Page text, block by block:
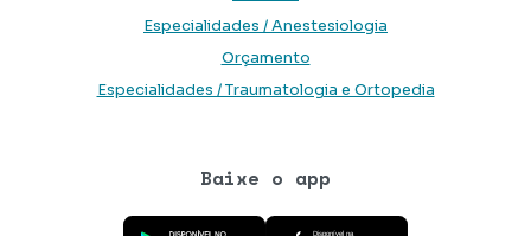
Especialidades / Anestesiologia
Orçamento
Especialidades / Traumatologia e Ortopedia
Baixe o app
Baixe o aplicativo na Google Play Store
Baixe o aplicativo na App Store